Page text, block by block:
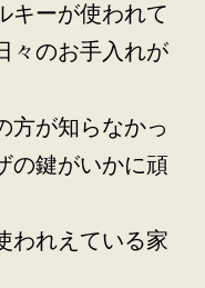
キーが使われて
々のお手入れが
方が知らなかっ
の鍵がいかに頑
われえている家